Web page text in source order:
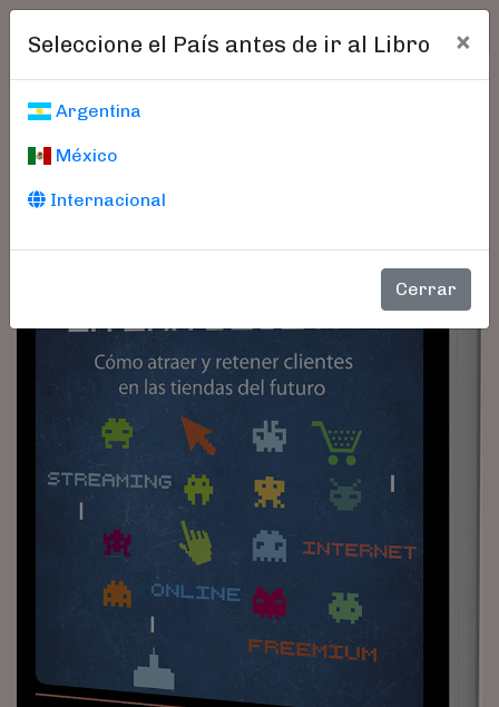
Seleccione el País antes de ir al Libro ×
Argentina
México
Internacional
Cerrar